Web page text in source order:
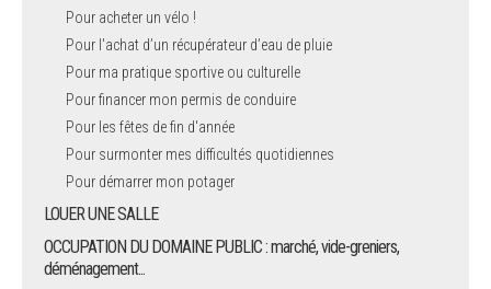
Pour acheter un vélo !
Pour l'achat d’un récupérateur d’eau de pluie
Pour ma pratique sportive ou culturelle
Pour financer mon permis de conduire
Pour les fêtes de fin d'année
Pour surmonter mes difficultés quotidiennes
Pour démarrer mon potager
LOUER UNE SALLE
OCCUPATION DU DOMAINE PUBLIC : marché, vide-greniers,
déménagement...